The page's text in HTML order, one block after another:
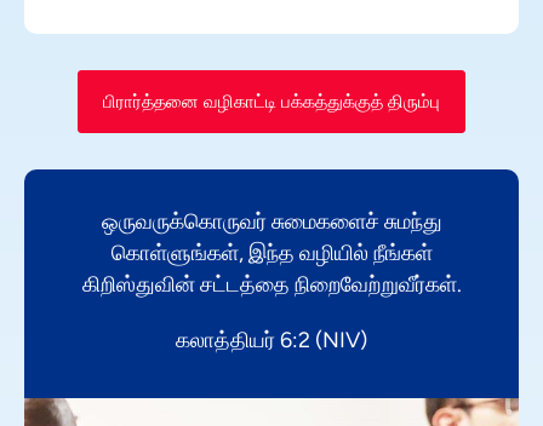
பிரார்த்தனை வழிகாட்டி பக்கத்துக்குத் திரும்பு
ஒருவருக்கொருவர் சுமைகளைச் சுமந்து
கொள்ளுங்கள், இந்த வழியில் நீங்கள்
கிறிஸ்துவின் சட்டத்தை நிறைவேற்றுவீர்கள்.
கலாத்தியர் 6:2 (NIV)